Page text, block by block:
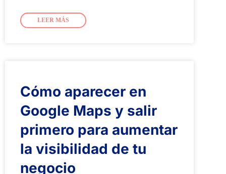
LEER MÁS
Cómo aparecer en
Google Maps y salir
primero para aumentar
la visibilidad de tu
negocio